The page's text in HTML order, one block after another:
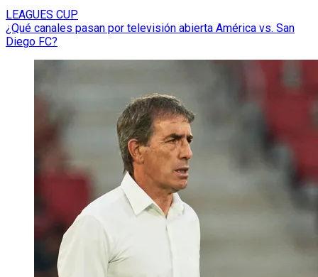
LEAGUES CUP
¿Qué canales pasan por televisión abierta América vs. San
Diego FC?